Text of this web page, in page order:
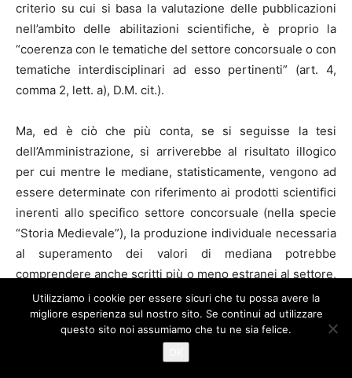
criterio su cui si basa la valutazione delle pubblicazioni
nell’ambito delle abilitazioni scientifiche, è proprio la
“coerenza con le tematiche del settore concorsuale o con
tematiche interdisciplinari ad esso pertinenti” (art. 4,
comma 2, lett. a), D.M. cit.).
Ma, ed è ciò che più conta, se si seguisse la tesi
dell’Amministrazione, si arriverebbe al risultato illogico
per cui mentre le mediane, statisticamente, vengono ad
essere determinate con riferimento ai prodotti scientifici
inerenti allo specifico settore concorsuale (nella specie
“Storia Medievale”), la produzione individuale necessaria
al superamento dei valori di mediana potrebbe
comprendere anche scritti più o meno estranei al settore,
il che non è accettabile, perché implica il raffronto tra
grandezze qualitativamente diverse e non comparabili.
Utilizziamo i cookie per essere sicuri che tu possa avere la
migliore esperienza sul nostro sito. Se continui ad utilizzare
questo sito noi assumiamo che tu ne sia felice.